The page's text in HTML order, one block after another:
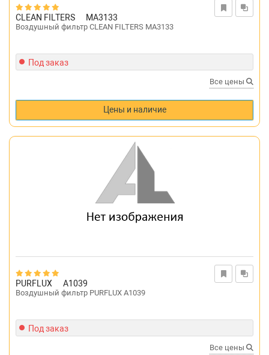
CLEAN FILTERS MA3133
Воздушный фильтр CLEAN FILTERS MA3133
Под заказ
Все цены
Цены и наличие
PURFLUX A1039
Воздушный фильтр PURFLUX A1039
Под заказ
Все цены